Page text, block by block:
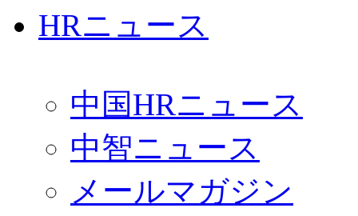
HRニュース
中国HRニュース
中智ニュース
メールマガジン